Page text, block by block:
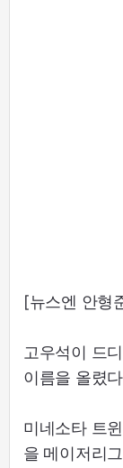
[뉴스엔 안형
고우석이 드
이름을 올렸
미네소타 트
을 메이저리